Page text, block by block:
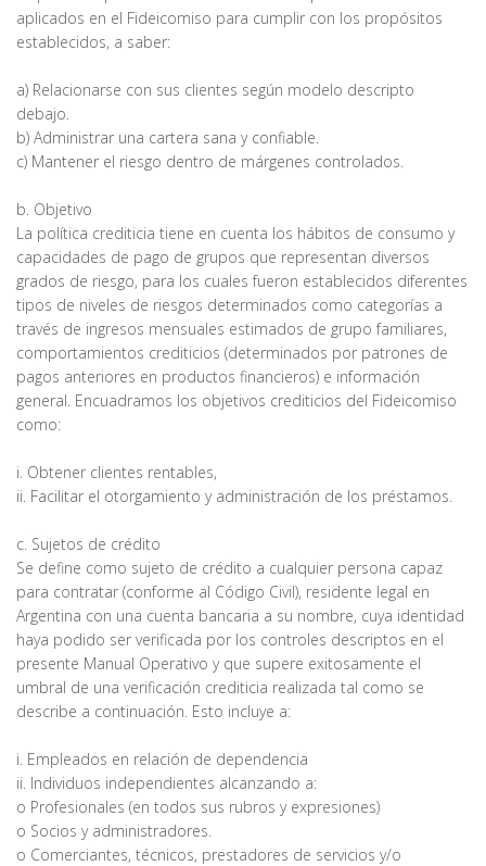
aplicados en el Fideicomiso para cumplir con los propósitos
establecidos, a saber:
a) Relacionarse con sus clientes según modelo descripto
debajo.
b) Administrar una cartera sana y confiable.
c) Mantener el riesgo dentro de márgenes controlados.
b. Objetivo
La política crediticia tiene en cuenta los hábitos de consumo y
capacidades de pago de grupos que representan diversos
grados de riesgo, para los cuales fueron establecidos diferentes
tipos de niveles de riesgos determinados como categorías a
través de ingresos mensuales estimados de grupo familiares,
comportamientos crediticios (determinados por patrones de
pagos anteriores en productos financieros) e información
general. Encuadramos los objetivos crediticios del Fideicomiso
como:
i. Obtener clientes rentables,
ii. Facilitar el otorgamiento y administración de los préstamos.
c. Sujetos de crédito
Se define como sujeto de crédito a cualquier persona capaz
para contratar (conforme al Código Civil), residente legal en
Argentina con una cuenta bancaria a su nombre, cuya identidad
haya podido ser verificada por los controles descriptos en el
presente Manual Operativo y que supere exitosamente el
umbral de una verificación crediticia realizada tal como se
describe a continuación. Esto incluye a:
i. Empleados en relación de dependencia
ii. Individuos independientes alcanzando a:
o Profesionales (en todos sus rubros y expresiones)
o Socios y administradores.
o Comerciantes, técnicos, prestadores de servicios y/o